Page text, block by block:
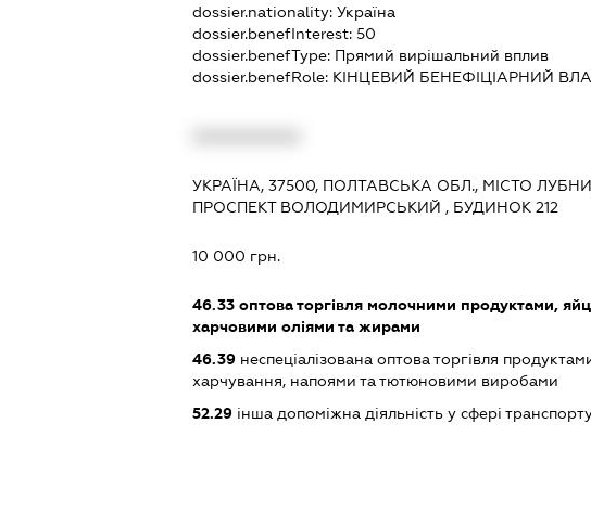
dossier.nationality: Україна
dossier.benefInterest: 50
dossier.benefType: Прямий вирішальний вплив
dossier.benefRole: КІНЦЕВИЙ БЕНЕФІЦІАРНИЙ
УКРАЇНА, 37500, ПОЛТАВСЬКА ОБЛ., МІСТО
ПРОСПЕКТ ВОЛОДИМИРСЬКИЙ , БУДИНОК 212
10 000 грн.
46.33оптова торгівля молочними продуктами,
харчовими оліями та жирами
46.39неспеціалізована оптова торгівля
харчування, напоями та тютюновими виробами
52.29інша допоміжна діяльність у сфері